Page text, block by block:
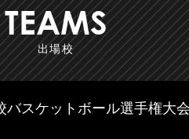
TEAMS
出場校
スケットボール選手権大会